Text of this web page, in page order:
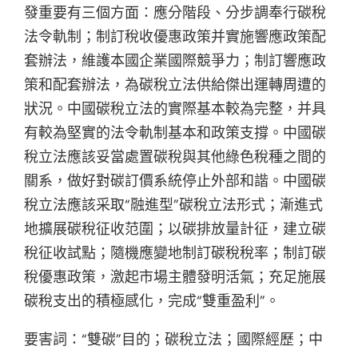
發重要有三個方面：應分階段、分步調奉行碳稅
法令軌制；制訂稅收優惠政策并實施響應政策配
套辦法，維護本國企業國際競爭力；制訂響應政
策和配套辦法，為碳稅立法供給傑出運轉周遭的
狀況。中國碳稅立法的實際基本較為完整，并具
有較為堅實的法令軌制基本和政策支撐。中國碳
稅立法應該妥當處置碳稅與其他綠色稅種之間的
關系，做好對碳訂價系統停止外部和諧。中國碳
稅立法應該采取“融進型”碳稅立法形式；漸進式
地擴展碳稅征收范圍；以碳排放量計征，建立碳
稅征收試點；隨機應變地制訂碳稅稅率；制訂碳
稅優惠政策，激起市場主體發明活氣；充足施展
碳稅支出的積極感化，完成“雙重盈利”。
要害詞：“雙碳”目的；碳稅立法；國際經歷；中